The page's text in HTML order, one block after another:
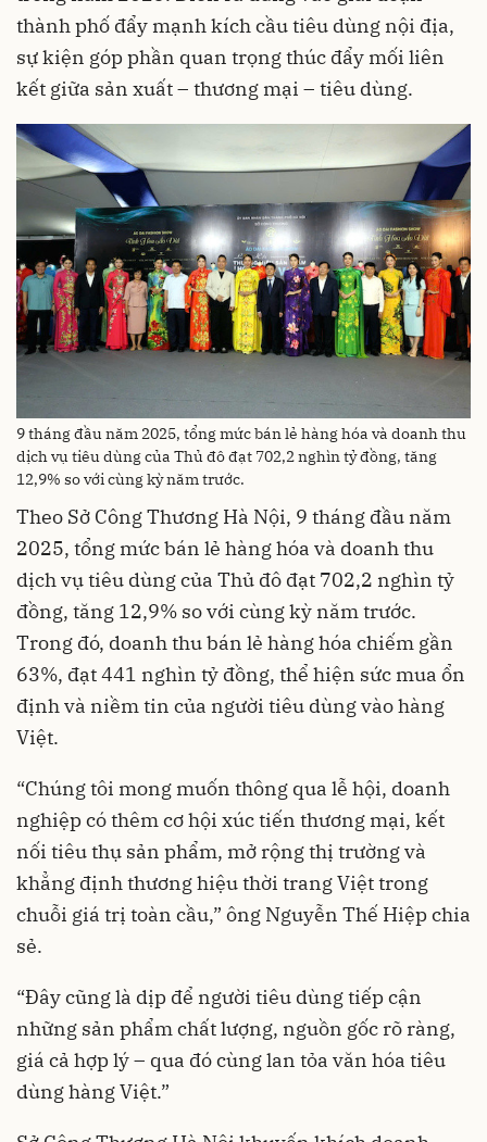
thành phố đẩy mạnh kích cầu tiêu dùng nội địa,
sự kiện góp phần quan trọng thúc đẩy mối liên
kết giữa sản xuất – thương mại – tiêu dùng.
9 tháng đầu năm 2025, tổng mức bán lẻ hàng hóa và doanh thu
dịch vụ tiêu dùng của Thủ đô đạt 702,2 nghìn tỷ đồng, tăng
12,9% so với cùng kỳ năm trước.
Theo Sở Công Thương Hà Nội, 9 tháng đầu năm
2025, tổng mức bán lẻ hàng hóa và doanh thu
dịch vụ tiêu dùng của Thủ đô đạt 702,2 nghìn tỷ
đồng, tăng 12,9% so với cùng kỳ năm trước.
Trong đó, doanh thu bán lẻ hàng hóa chiếm gần
63%, đạt 441 nghìn tỷ đồng, thể hiện sức mua ổn
định và niềm tin của người tiêu dùng vào hàng
Việt.
“Chúng tôi mong muốn thông qua lễ hội, doanh
nghiệp có thêm cơ hội xúc tiến thương mại, kết
nối tiêu thụ sản phẩm, mở rộng thị trường và
khẳng định thương hiệu thời trang Việt trong
chuỗi giá trị toàn cầu,” ông Nguyễn Thế Hiệp chia
sẻ.
“Đây cũng là dịp để người tiêu dùng tiếp cận
những sản phẩm chất lượng, nguồn gốc rõ ràng,
giá cả hợp lý – qua đó cùng lan tỏa văn hóa tiêu
dùng hàng Việt.”